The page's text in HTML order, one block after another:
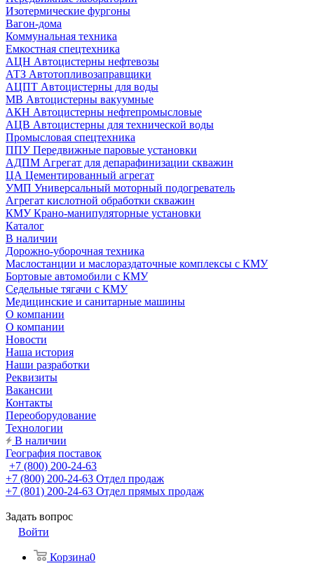
Изотермические фургоны
Вагон-дома
Коммунальная техника
Емкостная спецтехника
АЦН Автоцистерны нефтевозы
АТЗ Автотопливозаправщики
АЦПТ Автоцистерны для воды
МВ Автоцистерны вакуумные
АКН Автоцистерны нефтепромысловые
АЦВ Автоцистерны для технической воды
Промысловая спецтехника
ППУ Передвижные паровые установки
АДПМ Агрегат для депарафинизации скважин
ЦА Цементированный агрегат
УМП Универсальный моторный подогреватель
Агрегат кислотной обработки скважин
КМУ Крано-манипуляторные установки
Каталог
В наличии
Дорожно-уборочная техника
Маслостанции и маслораздаточные комплексы с КМУ
Бортовые автомобили с КМУ
Седельные тягачи с КМУ
Медицинские и санитарные машины
О компании
О компании
Новости
Наша история
Наши разработки
Реквизиты
Вакансии
Контакты
Переоборудование
Технологии
В наличии
География поставок
+7 (800) 200-24-63
+7 (800) 200-24-63 Отдел продаж
+7 (801) 200-24-63 Отдел прямых продаж
Задать вопрос
Войти
Корзина0